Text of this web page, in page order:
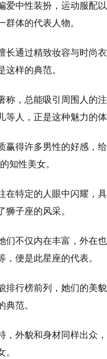
爱中性装扮，运动服配
体的代表人物。
长通过精致妆容与时尚
样的典范。
称，总能吸引周围人的
人，正是这种魅力的体
赢得许多男性的好感，
知性美女。
在特定的人眼中闪耀，
子座的风采。
们不仅内在丰富，外在
便是此星座的代表。
排行榜前列，她们的美
范。
，外貌和身材同样出众